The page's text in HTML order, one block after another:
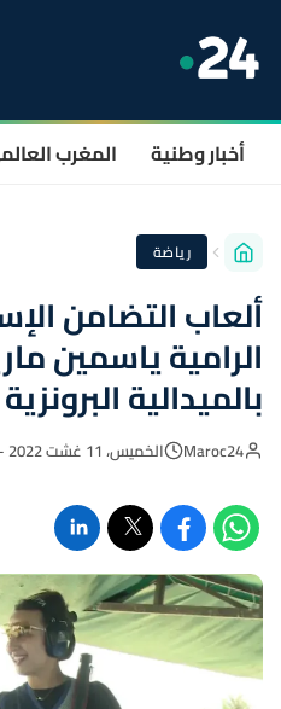
أخبار وطنية المغرب
رياضة
الرامية ياسمين
بالميدالية البرونزية
Maroc24 الخميس، 11 غشت 2022 - 21:22